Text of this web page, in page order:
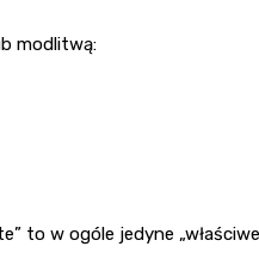
modlitwą:
to w ogóle jedyne